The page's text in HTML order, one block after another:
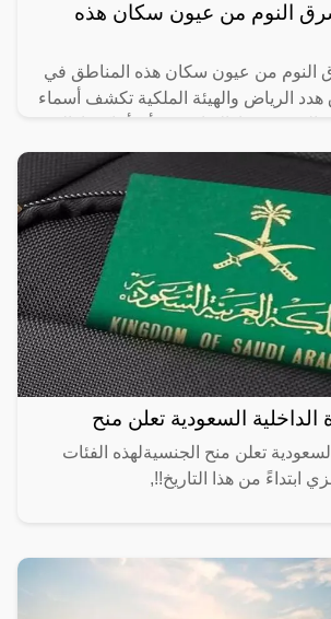
النوم من عيون سكان هذه
النوم من عيون سكان هذه المناطق في
هدد الرياض والهيئة الملكية تكشف أسماء
السعودية تعلن منح
تعلن منح الجنسيةلهذه الفئات
ابتداءً من هذا التاريخ!!,